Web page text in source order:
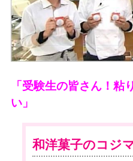
「受験生の皆さん！粘
い」
和洋菓子のコジ